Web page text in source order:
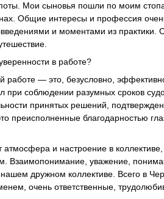
Мои сыновья пошли по моим
Общие интересы и профессия
и моментами из практики.
в работе?
работе — это, безусловно,
при соблюдении разумных сроков
принятых решений,
преисполненные благодарностью
и настроение в
Взаимопонимание, уважение,
нашем дружном коллективе. Всего в
очень ответственные,